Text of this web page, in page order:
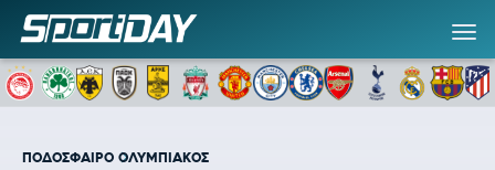
ΠΟΔΟΣΦΑΙΡΟ ΟΛΥΜΠΙΑΚΟΣ